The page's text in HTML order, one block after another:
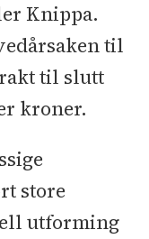
Knippa.
til
til slutt
kroner.
store
utforming